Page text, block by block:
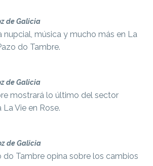
de Galicia
nupcial, música y mucho más en La
do Tambre.
de Galicia
mostrará lo último del sector
Vie en Rose.
de Galicia
do Tambre opina sobre los cambios